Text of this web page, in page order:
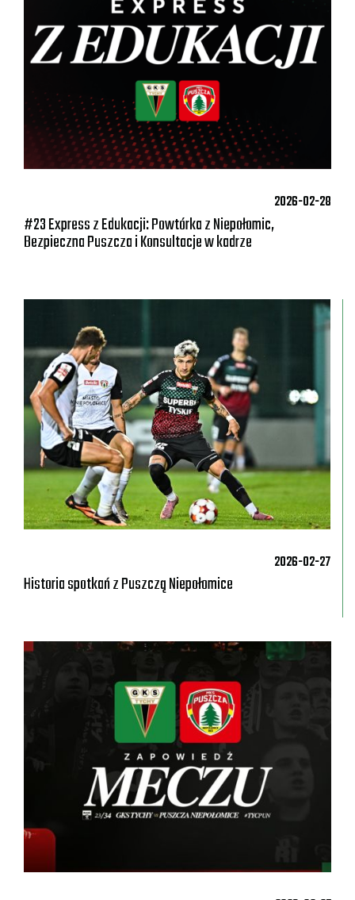
2026-02-28
#23 Express z Edukacji: Powtórka z Niepołomic,
Bezpieczna Puszcza i Konsultacje w kadrze
2026-02-27
Historia spotkań z Puszczą Niepołomice